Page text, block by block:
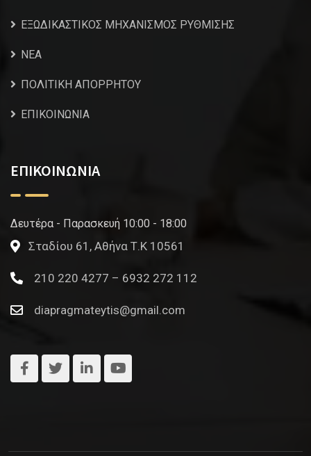
ΕΞΩΔΙΚΑΣΤΙΚΟΣ ΜΗΧΑΝΙΣΜΟΣ ΡΥΘΜΙΣΗΣ
NEA
ΠΟΛΙΤΙΚΗ ΑΠΟΡΡΗΤΟΥ
ΕΠΙΚΟΙΝΩΝΙΑ
ΕΠΙΚΟΙΝΩΝΙΑ
Δευτέρα - Παρασκευή 10:00 - 18:00
Σταδίου 61, Αθήνα Τ.Κ 10561
210 220 4277 – 6932 272 112
diapragmateytis@gmail.com